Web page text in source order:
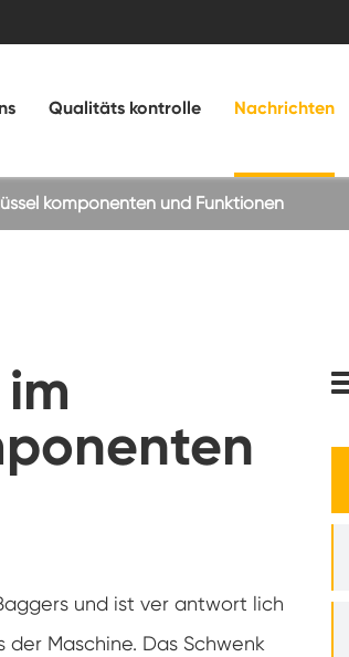
mit externem Zahnrad
Ausrüstung
Drive
Qualitäts kontrolle Nachrichten
komponenten und Funktionen
und ist ver antwort lich
Maschine. Das Schwenk